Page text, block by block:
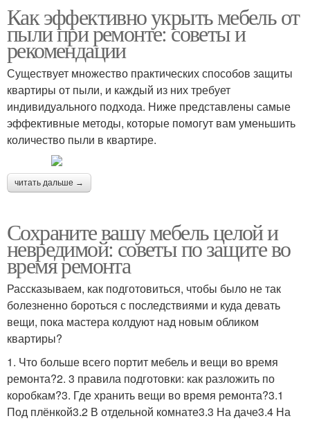
Как эффективно укрыть мебель от
пыли при ремонте: советы и
рекомендации
Существует множество практических способов защиты
квартиры от пыли, и каждый из них требует
индивидуального подхода. Ниже представлены самые
эффективные методы, которые помогут вам уменьшить
количество пыли в квартире.
читать дальше →
Сохраните вашу мебель целой и
невредимой: советы по защите во
время ремонта
Рассказываем, как подготовиться, чтобы было не так
болезненно бороться с последствиями и куда девать
вещи, пока мастера колдуют над новым обликом
квартиры?
1. Что больше всего портит мебель и вещи во время
ремонта?2. 3 правила подготовки: как разложить по
коробкам?3. Где хранить вещи во время ремонта?3.1
Под плёнкой3.2 В отдельной комнате3.3 На даче3.4 На